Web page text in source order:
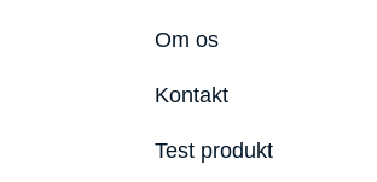
Om os
Kontakt
Test produkt
Bedste puslepude 2026